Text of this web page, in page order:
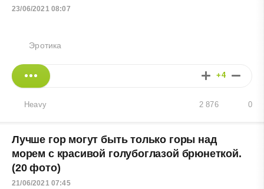
23/06/2021 08:07
Эротика
+4
Heavy 0
2 876
Лучше гор могут быть только горы над
морем с красивой голубоглазой брюнеткой.
(20 фото)
21/06/2021 07:45